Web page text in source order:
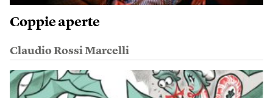
Coppie aperte
Claudio Rossi Marcelli